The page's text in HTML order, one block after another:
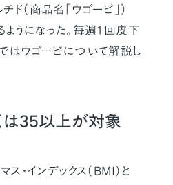
（商品名「ウゴービ」）
ようになった。毎週1回皮下
はウゴービについて解説し
は35以上が対象
・インデックス（BMI）と